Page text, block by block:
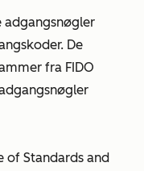
adgangsnøgler
De
fra FIDO
of Standards and